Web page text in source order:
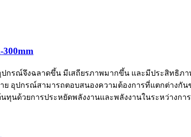
300mm
อุปกรณ์จึงฉลาดขึ้น มีเสถียรภาพมากขึ้น และมีประสิท
อุปกรณ์สามารถตอบสนองความต้องการที่แตกต่างกัน
ทุนด้วยการประหยัดพลังงานและพลังงานในระหว่าง